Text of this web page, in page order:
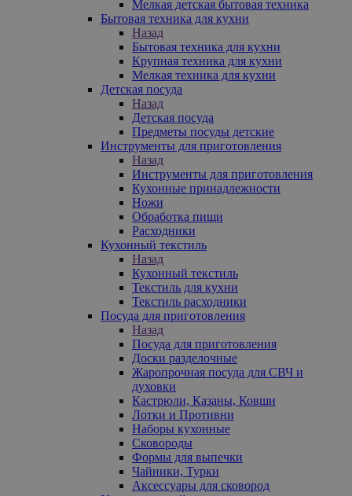
Мелкая детская бытовая техника
Бытовая техника для кухни
Назад
Бытовая техника для кухни
Крупная техника для кухни
Мелкая техника для кухни
Детская посуда
Назад
Детская посуда
Предметы посуды детские
Инструменты для приготовления
Назад
Инструменты для приготовления
Кухонные принадлежности
Ножи
Обработка пищи
Расходники
Кухонный текстиль
Назад
Кухонный текстиль
Текстиль для кухни
Текстиль расходники
Посуда для приготовления
Назад
Посуда для приготовления
Доски разделочные
Жаропрочная посуда для СВЧ и
духовки
Кастрюли, Казаны, Ковши
Лотки и Противни
Наборы кухонные
Сковороды
Формы для выпечки
Чайники, Турки
Аксессуары для сковород